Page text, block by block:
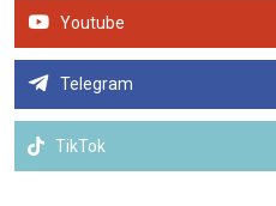
Youtube
Telegram
TikTok